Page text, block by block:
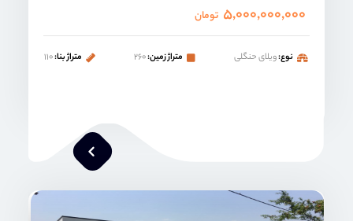
۵,۰۰۰,۰۰۰,۰۰۰ تومان
نوع:ویلای حنگلی متراژ زمین:۲۶۰ متراژ بنا:۱۱۰
محمد صنعتی